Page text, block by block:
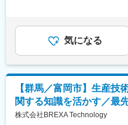
いただきます。
＜具体的な業務内容＞
輸送機器業界向け全処理
チック触媒、光触媒の製
・原料・担体設計・調製
・触媒合成
・評価・解析 など
＜使用する化学分析機器＞
・XRD（X線回折装置）
の金額であり、選考を通
額)は固定手当を含めた表記
気になる
【群馬／富岡市】生産
関する知識を活かす／最
株式会社BREXA Technology